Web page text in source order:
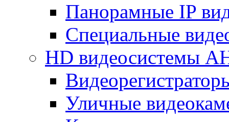
Панорамные IP
Специальные
HD видеосистемы
Уличные